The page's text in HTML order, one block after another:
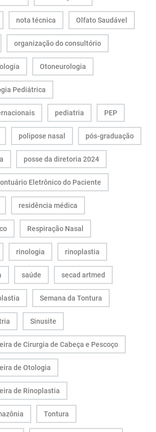
nota técnica Olfato Saudável
organização do consultório
Otoneurologia
Pediátrica
pediatria PEP
polipose nasal pós-graduação
posse da diretoria 2024
Eletrônico do Paciente
residência médica
Respiração Nasal
rinologia rinoplastia
saúde secad artmed
Semana da Tontura
Sinusite
de Cirurgia de Cabeça e Pescoço
de Otologia
de Rinoplastia
Tontura